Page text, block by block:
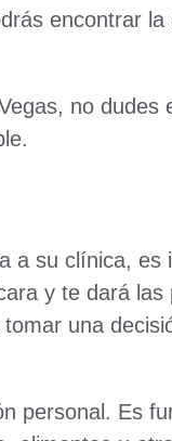
encontrar la
no dudes
a su clínica, es
y te dará las
una
personal. Es